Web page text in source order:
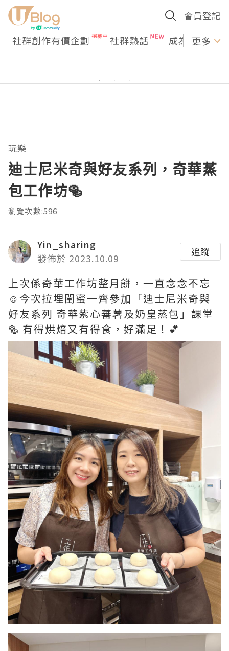
會員登記
社群創作有價企劃 社群熱話 成為U更多
玩樂
迪士尼米奇與好友系列，奇華蒸
包工作坊🥯
瀏覽次數:596
Yin_sharing
發佈於 2023.10.09
追蹤
上次係奇華工作坊整月餅，一直念念不忘
☺️今次拉埋閨蜜一齊參加「迪士尼米奇與
好友系列 奇華紫心蕃薯及奶皇蒸包」課堂
🥯 有得烘焙又有得食，好滿足！💕